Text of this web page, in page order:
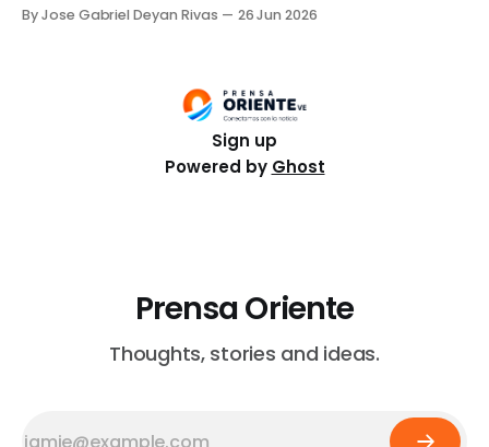
junio. Videos compartidos en redes sociales mostraron
By Jose Gabriel Deyan Rivas 26 Jun 2026
Sign up
Powered by Ghost
Prensa Oriente
Thoughts, stories and ideas.